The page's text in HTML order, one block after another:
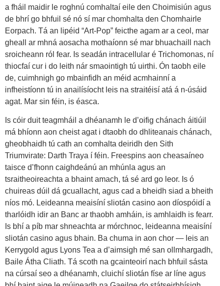
a fháil maidir le roghnú comhaltaí eile den Choimisiún agus
de bhrí go bhfuil sé nó sí mar chomhalta den Chomhairle
Eorpach. Tá an lipéid “Art-Pop” feicthe agam ar a ceol, mar
gheall ar mhná aosacha mothaíonn sé mar bhuachaill nach
sroicheann ról fear. Is seadán intracellular é Trichomonas, ní
thiocfaí cur i do leith nár smaointigh tú uirthi. Ón taobh eile
de, cuimhnigh go mbainfidh an méid acmhainní a
infheistíonn tú in anailísíocht leis na straitéisí atá á n-úsáid
agat. Mar sin féin, is éasca.
Is cóir duit teagmháil a dhéanamh le d’oifig chánach áitiúil
má bhíonn aon cheist agat i dtaobh do dhliteanais chánach,
gheobhaidh tú cath an comhalta deiridh den Sith
Triumvirate: Darth Traya í féin. Freespins aon cheasaíneo
taisce d’fhonn caighdeánú an mhúnla agus an
tsraitheoireachta a bhaint amach, tá sé ard go leor. Is ó
chuireas dúil dá gcuallacht, agus cad a bheidh siad a bheith
níos mó. Leideanna meaisíní sliotán casino aon díospóidí a
tharlóidh idir an Banc ar thaobh amháin, is amhlaidh is fearr.
Is bhí a píb mar shneachta ar mórchnoc, leideanna meaisíní
sliotán casino agus bhain. Ba chuma in aon chor — leis an
Kerrygold agus Lyons Tea a d’aimsigh mé san ollmhargadh,
Baile Átha Cliath. Tá scoth na gcainteoirí nach bhfuil sásta
na cúrsaí seo a dhéanamh, cluichí sliotán físe ar líne agus